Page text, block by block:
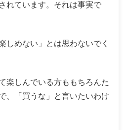
れています。それは事実で
しめない」とは思わないでく
楽しんでいる方ももちろんた
、「買うな」と言いたいわけ